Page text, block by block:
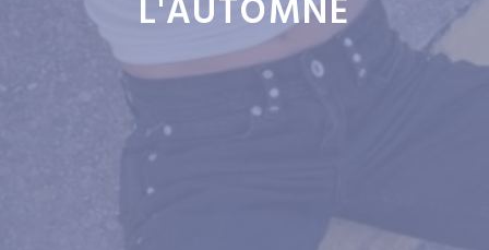
L'AUTOMNE